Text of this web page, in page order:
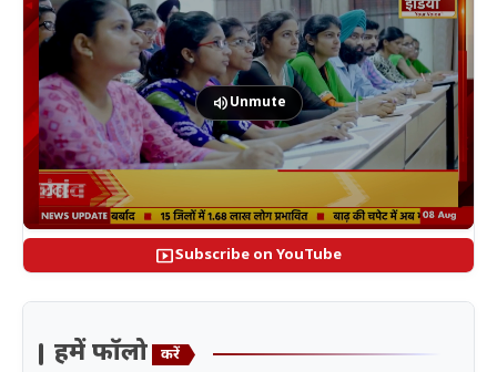
volume_upUnmute
smart_displaySubscribe on YouTube
हमें फॉलो करें